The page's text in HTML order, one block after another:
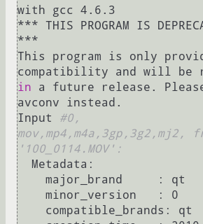
with gcc 4.6.3
*** THIS PROGRAM IS
***
This program is only
in a future release.
avconv instead.
Input #0,
mov,mp4,m4a,3gp,3g2,mj2,
'100_0114.MOV':